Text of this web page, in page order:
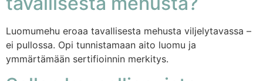
Luomumehu eroaa tavallisesta mehusta viljelytavassa –
ei pullossa. Opi tunnistamaan aito luomu ja
ymmärtämään sertifioinnin merkitys.